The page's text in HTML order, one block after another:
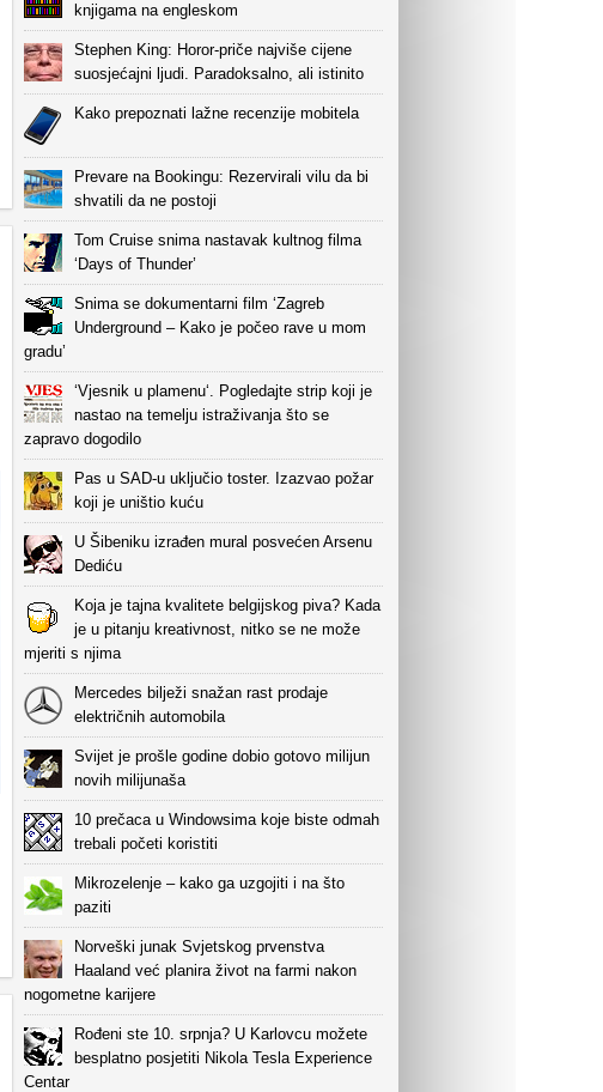
knjigama na engleskom
Stephen King: Horor-priče najviše cijene
suosjećajni ljudi. Paradoksalno, ali istinito
Kako prepoznati lažne recenzije mobitela
Prevare na Bookingu: Rezervirali vilu da bi
shvatili da ne postoji
Tom Cruise snima nastavak kultnog filma
‘Days of Thunder’
Snima se dokumentarni film ‘Zagreb
Underground – Kako je počeo rave u mom
gradu’
‘Vjesnik u plamenu‘. Pogledajte strip koji je
nastao na temelju istraživanja što se
zapravo dogodilo
Pas u SAD-u uključio toster. Izazvao požar
koji je uništio kuću
U Šibeniku izrađen mural posvećen Arsenu
Dediću
Koja je tajna kvalitete belgijskog piva? Kada
je u pitanju kreativnost, nitko se ne može
mjeriti s njima
Mercedes bilježi snažan rast prodaje
električnih automobila
Svijet je prošle godine dobio gotovo milijun
novih milijunaša
10 prečaca u Windowsima koje biste odmah
trebali početi koristiti
Mikrozelenje – kako ga uzgojiti i na što
paziti
Norveški junak Svjetskog prvenstva
Haaland već planira život na farmi nakon
nogometne karijere
Rođeni ste 10. srpnja? U Karlovcu možete
besplatno posjetiti Nikola Tesla Experience
Centar